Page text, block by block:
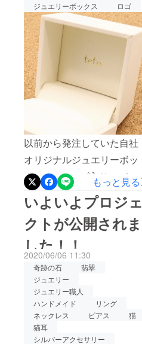
ジュエリーボックス
ロゴ
以前から発注していた自社
オリジナルジュエリーボッ
クス（teto.ロゴ入り）が、
ついに完成しました！！
もっと見る
いよいよプロジェ
クトが公開されま
した！！
2020/06/06 11:30
奇跡の石
翡翠
ジュエリー
ジュエリー職人
ハンドメイド
リング
ネックレス
ピアス
猫
猫耳
シルバーアクセサリー